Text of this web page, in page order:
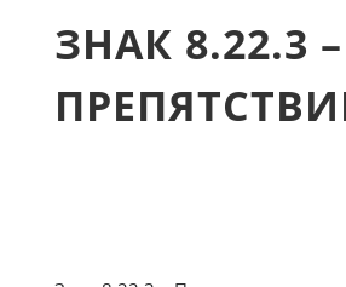
ЗНАК 8.22.3 –